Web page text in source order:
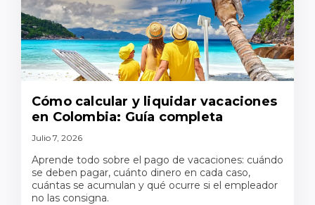
Cómo calcular y liquidar vacaciones
en Colombia: Guía completa
Julio 7, 2026
Aprende todo sobre el pago de vacaciones: cuándo
se deben pagar, cuánto dinero en cada caso,
cuántas se acumulan y qué ocurre si el empleador
no las consigna.